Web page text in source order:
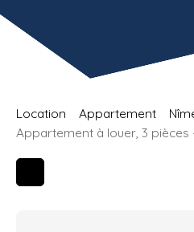
Location Appartement
Appartement à louer, 3 pièces